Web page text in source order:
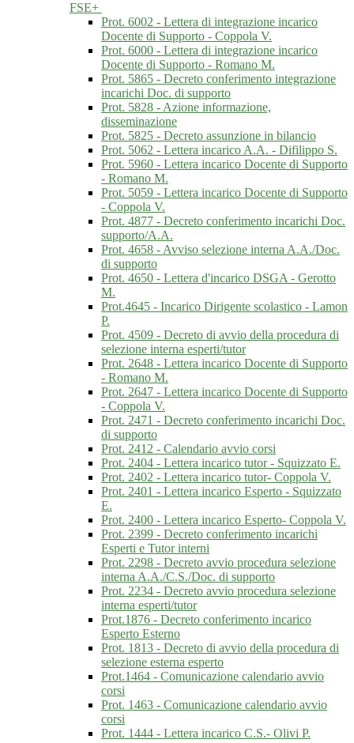
FSE+
Prot. 6002 - Lettera di integrazione incarico
Docente di Supporto - Coppola V.
Prot. 6000 - Lettera di integrazione incarico
Docente di Supporto - Romano M.
Prot. 5865 - Decreto conferimento integrazione
incarichi Doc. di supporto
Prot. 5828 - Azione informazione,
disseminazione
Prot. 5825 - Decreto assunzione in bilancio
Prot. 5062 - Lettera incarico A.A. - Difilippo S.
Prot. 5960 - Lettera incarico Docente di Supporto
- Romano M.
Prot. 5059 - Lettera incarico Docente di Supporto
- Coppola V.
Prot. 4877 - Decreto conferimento incarichi Doc.
supporto/A.A.
Prot. 4658 - Avviso selezione interna A.A./Doc.
di supporto
Prot. 4650 - Lettera d'incarico DSGA - Gerotto
M.
Prot.4645 - Incarico Dirigente scolastico - Lamon
P.
Prot. 4509 - Decreto di avvio della procedura di
selezione interna esperti/tutor
Prot. 2648 - Lettera incarico Docente di Supporto
- Romano M.
Prot. 2647 - Lettera incarico Docente di Supporto
- Coppola V.
Prot. 2471 - Decreto conferimento incarichi Doc.
di supporto
Prot. 2412 - Calendario avvio corsi
Prot. 2404 - Lettera incarico tutor - Squizzato E.
Prot. 2402 - Lettera incarico tutor- Coppola V.
Prot. 2401 - Lettera incarico Esperto - Squizzato
E.
Prot. 2400 - Lettera incarico Esperto- Coppola V.
Prot. 2399 - Decreto conferimento incarichi
Esperti e Tutor interni
Prot. 2298 - Decreto avvio procedura selezione
interna A.A./C.S./Doc. di supporto
Prot. 2234 - Decreto avvio procedura selezione
interna esperti/tutor
Prot.1876 - Decreto conferimento incarico
Esperto Esterno
Prot. 1813 - Decreto di avvio della procedura di
selezione esterna esperto
Prot.1464 - Comunicazione calendario avvio
corsi
Prot. 1463 - Comunicazione calendario avvio
corsi
Prot. 1444 - Lettera incarico C.S.- Olivi P.